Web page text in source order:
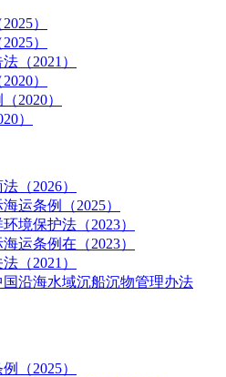
）
）
（2021）
）
2020）
）
（2026）
运条例（2025）
境保护法（2023）
运条例在（2023）
（2021）
沿海水域沉船沉物管理办法
（2025）